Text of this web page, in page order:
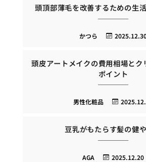
頭頂部薄毛を改善するための生
かつら
頭皮アートメイクの費用相場とク
ポイント
男性化粧品
豆乳がもたらす髪の健
2025.12.20
AGA